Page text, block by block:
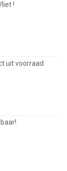
!
uit voorraad